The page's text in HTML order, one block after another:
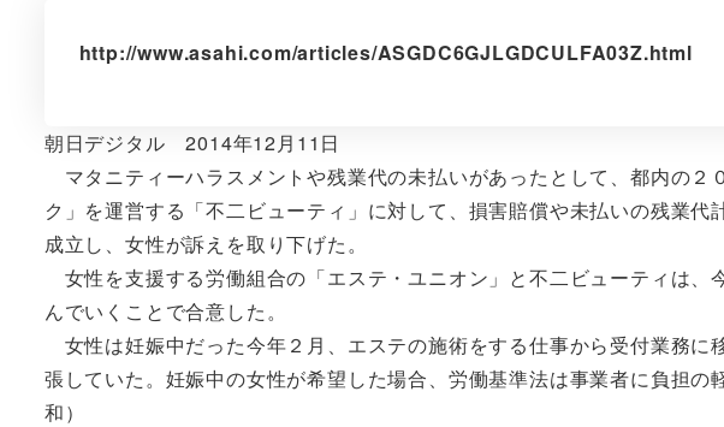
http://www.asahi.com/articles/ASGDC6GJLGDCULFA03Z.html
朝日デジタル 2014年12月11日
マタニティーハラスメントや残業代の未払いがあったとして、都内の２
ク」を運営する「不二ビューティ」に対して、損害賠償や未払いの残業
成立し、女性が訴えを取り下げた。
女性を支援する労働組合の「エステ・ユニオン」と不二ビューティは、
んでいくことで合意した。
女性は妊娠中だった今年２月、エステの施術をする仕事から受付業務に
張していた。妊娠中の女性が希望した場合、労働基準法は事業者に負担
和）